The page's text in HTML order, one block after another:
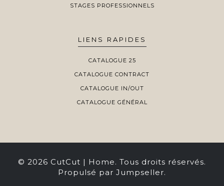
STAGES PROFESSIONNELS
LIENS RAPIDES
CATALOGUE 25
CATALOGUE CONTRACT
CATALOGUE IN/OUT
CATALOGUE GÉNÉRAL
© 2026 CutCut | Home. Tous droits réservés.
Propulsé par Jumpseller.